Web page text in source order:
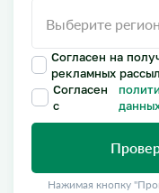
Согласен на
рекламных
Согласен
с
Нажимая кнопку